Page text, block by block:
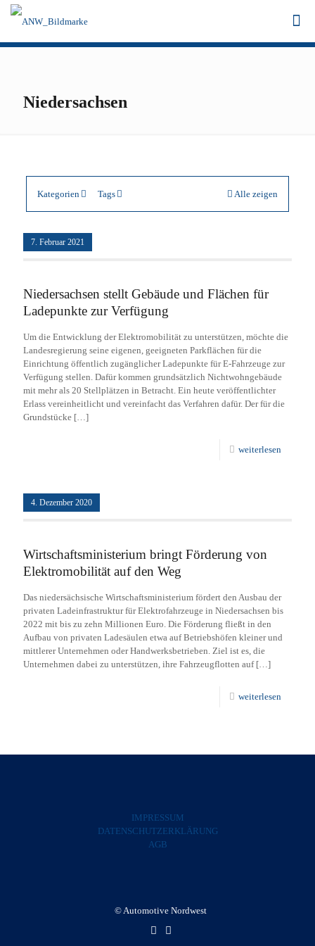
Niedersachsen
Kategorien Tags Alle zeigen
7. Februar 2021
Niedersachsen stellt Gebäude und Flächen für
Ladepunkte zur Verfügung
Um die Entwicklung der Elektromobilität zu unterstützen, möchte die
Landesregierung seine eigenen, geeigneten Parkflächen für die
Einrichtung öffentlich zugänglicher Ladepunkte für E-Fahrzeuge zur
Verfügung stellen. Dafür kommen grundsätzlich Nichtwohngebäude
mit mehr als 20 Stellplätzen in Betracht. Ein heute veröffentlichter
Erlass vereinheitlicht und vereinfacht das Verfahren dafür. Der für die
Grundstücke […]
weiterlesen
4. Dezember 2020
Wirtschaftsministerium bringt Förderung von
Elektromobilität auf den Weg
Das niedersächsische Wirtschaftsministerium fördert den Ausbau der
privaten Ladeinfrastruktur für Elektrofahrzeuge in Niedersachsen bis
2022 mit bis zu zehn Millionen Euro. Die Förderung fließt in den
Aufbau von privaten Ladesäulen etwa auf Betriebshöfen kleiner und
mittlerer Unternehmen oder Handwerksbetrieben. Ziel ist es, die
Unternehmen dabei zu unterstützen, ihre Fahrzeugflotten auf[…]
weiterlesen
IMPRESSUM
DATENSCHUTZERKLÄRUNG
AGB
© Automotive Nordwest